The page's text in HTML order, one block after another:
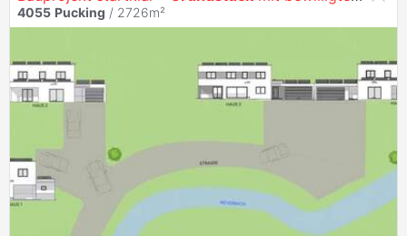
4055 Pucking / 2726m²